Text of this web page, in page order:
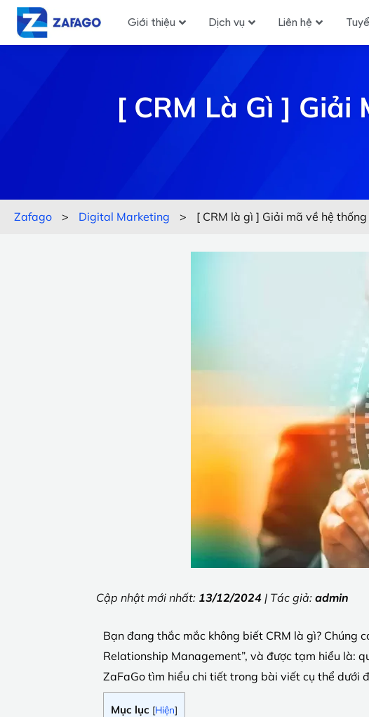
Giới thiệu Dịch vụ Liên hệ
[ CRM Là Gì ] Giải
Zafago > Digital Marketing > [ CRM là gì ] Giải mã về hệ
Cập nhật mới nhất: 13/12/2024 | Tác giả: admin
Bạn đang thắc mắc không biết CRM là gì? Chúng
Relationship Management”, và được tạm hiểu là:
ZaFaGo tìm hiểu chi tiết trong bài viết cụ thể dưới
Mục lục [Hiện]